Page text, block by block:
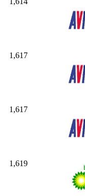
1,617
1,617
1,619